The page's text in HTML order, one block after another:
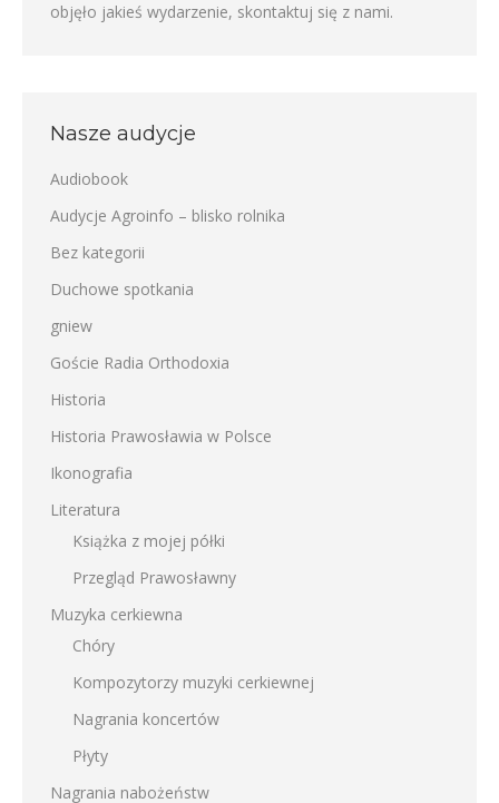
objęło jakieś wydarzenie, skontaktuj się z nami.
Nasze audycje
Audiobook
Audycje Agroinfo – blisko rolnika
Bez kategorii
Duchowe spotkania
gniew
Goście Radia Orthodoxia
Historia
Historia Prawosławia w Polsce
Ikonografia
Literatura
Książka z mojej półki
Przegląd Prawosławny
Muzyka cerkiewna
Chóry
Kompozytorzy muzyki cerkiewnej
Nagrania koncertów
Płyty
Nagrania nabożeństw